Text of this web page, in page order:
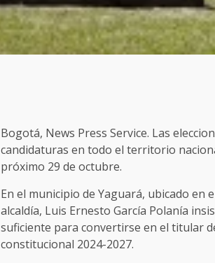
Bogotá, News Press Service. Las
candidaturas en todo el territorio
próximo 29 de octubre.
En el municipio de Yaguará, ubicado en
alcaldía, Luis Ernesto García Polanía
suficiente para convertirse en el titular
constitucional 2024-2027.